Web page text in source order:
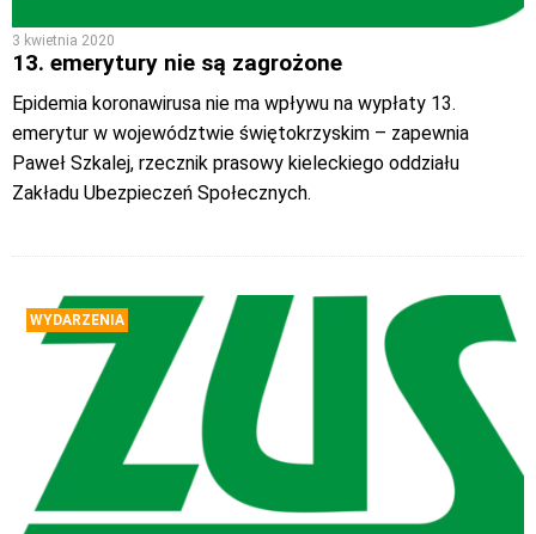
3 kwietnia 2020
13. emerytury nie są zagrożone
Epidemia koronawirusa nie ma wpływu na wypłaty 13.
emerytur w województwie świętokrzyskim – zapewnia
Paweł Szkalej, rzecznik prasowy kieleckiego oddziału
Zakładu Ubezpieczeń Społecznych.
WYDARZENIA